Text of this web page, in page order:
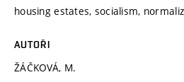
housing estates, socialism,
AUTOŘI
ŽÁČKOVÁ, M.